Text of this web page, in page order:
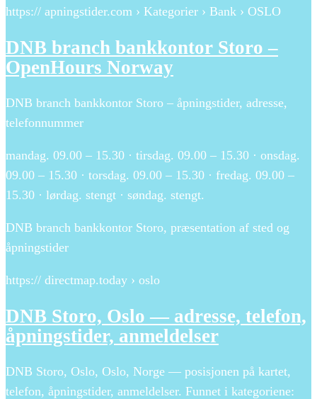
https:// apningstider.com › Kategorier › Bank › OSLO
DNB branch bankkontor Storo –
OpenHours Norway
DNB branch bankkontor Storo – åpningstider, adresse,
telefonnummer
mandag. 09.00 – 15.30 · tirsdag. 09.00 – 15.30 · onsdag.
09.00 – 15.30 · torsdag. 09.00 – 15.30 · fredag. 09.00 –
15.30 · lørdag. stengt · søndag. stengt.
DNB branch bankkontor Storo, præsentation af sted og
åpningstider
https:// directmap.today › oslo
DNB Storo, Oslo — adresse, telefon,
åpningstider, anmeldelser
DNB Storo, Oslo, Oslo, Norge — posisjonen på kartet,
telefon, åpningstider, anmeldelser. Funnet i kategoriene: